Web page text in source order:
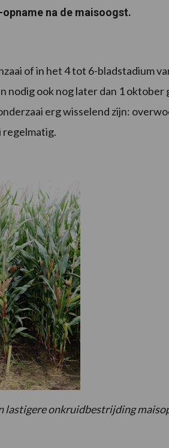
na de maisoogst.
of in het 4 tot 6-bladstadium
nodig ook nog later dan 1 oktober
erg wisselend zijn:
regelmatig.
lastigere onkruidbestrijding